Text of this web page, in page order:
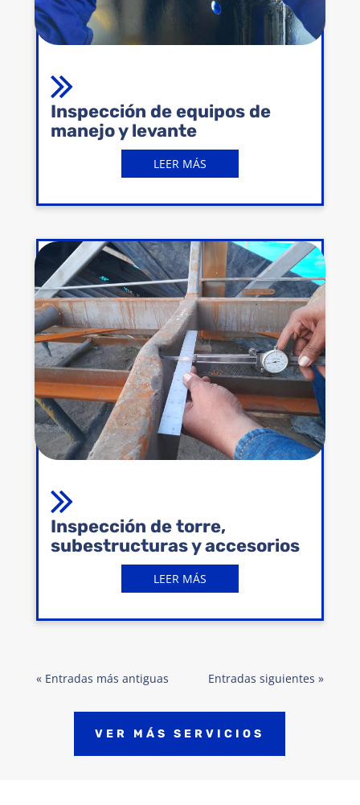
Inspección de equipos de
manejo y levante
LEER MÁS
Inspección de torre,
subestructuras y accesorios
LEER MÁS
« Entradas más antiguas Entradas siguientes »
VER MÁS SERVICIOS